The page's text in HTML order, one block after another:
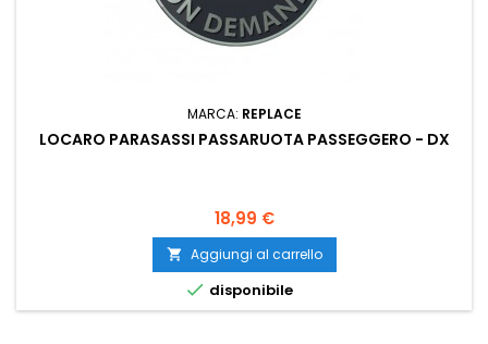
MARCA: REPLACE
LOCARO PARASASSI PASSARUOTA PASSEGGERO - DX
Prezzo
18,99 €
 Aggiungi al carrello
 disponibile